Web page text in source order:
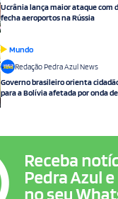
Ucrânia lança maior ataque com
fecha aeroportos na Rússia
Mundo
Redação Pedra Azul News
Governo brasileiro orienta
para a Bolívia afetada por onda